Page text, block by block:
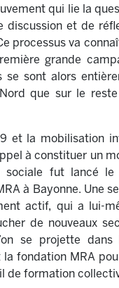
qui lie la
discussion et de
processus va
grande
se sont alors
que sur le
la mobilisation
à constituer un
sociale fut lancé
à Bayonne. Une
actif, qui a lui-
de nouveaux
se projette
fondation MRA
de formation